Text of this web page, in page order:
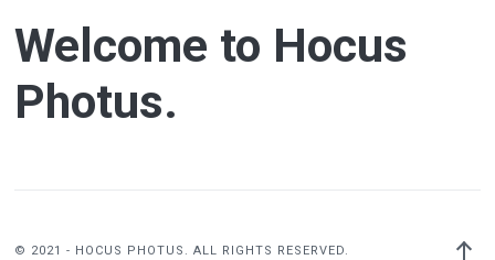
Welcome to Hocus
Photus.
© 2021 - HOCUS PHOTUS. ALL RIGHTS RESERVED. Back